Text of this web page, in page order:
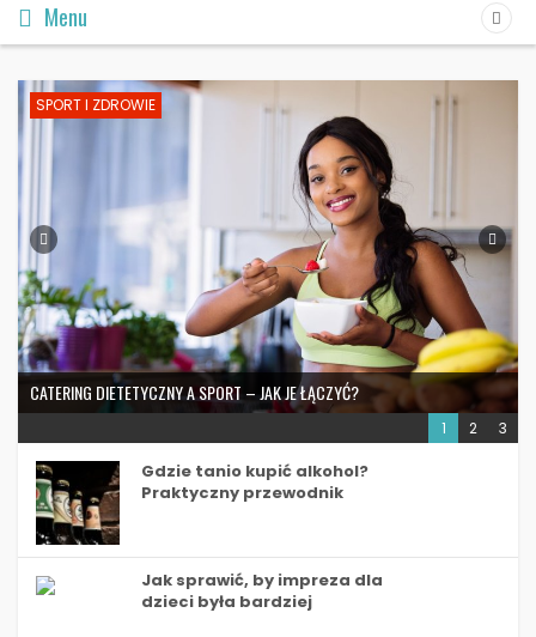
Menu
SPORT I ZDROWIE
CATERING DIETETYCZNY A SPORT – JAK JE ŁĄCZYĆ?
1 2 3
Gdzie tanio kupić alkohol?
Praktyczny przewodnik
Jak sprawić, by impreza dla
dzieci była bardziej